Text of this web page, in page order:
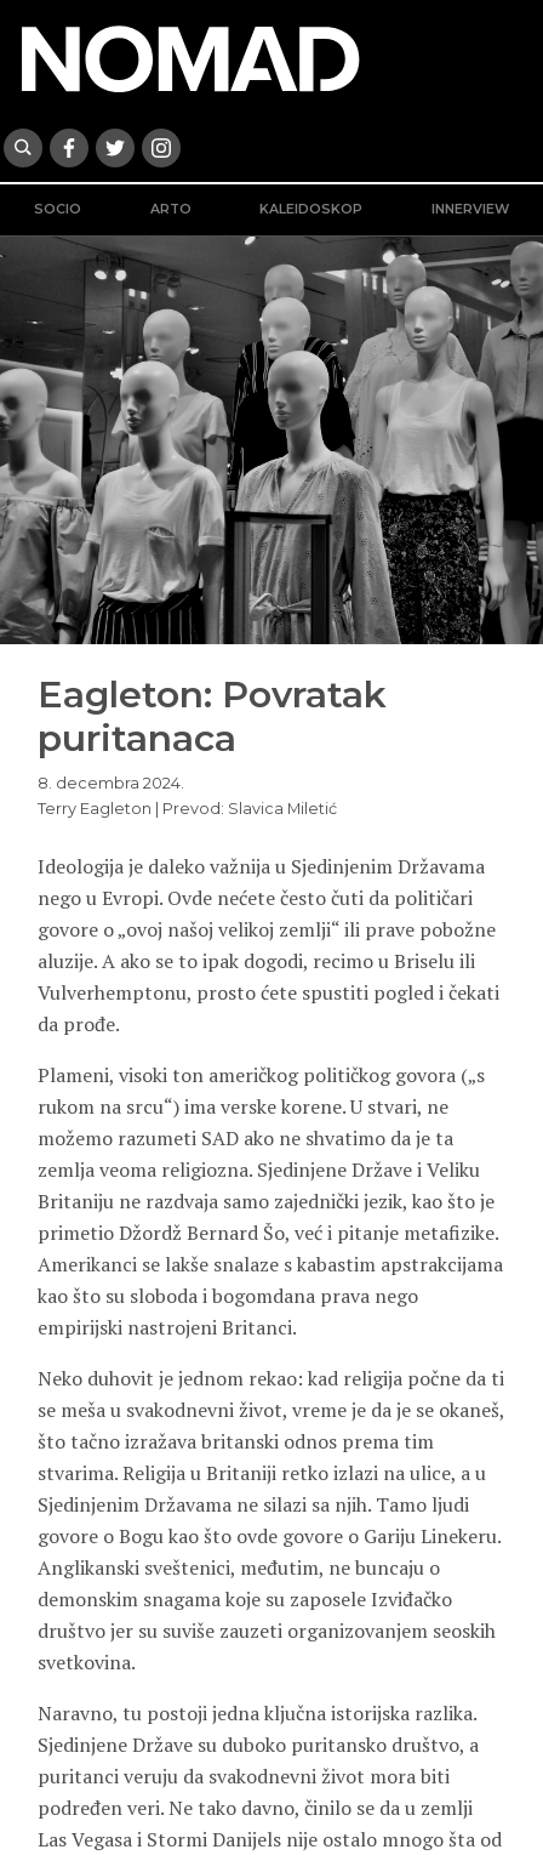
SOCIO ARTO KALEIDOSKOP INNERVIEW
Eagleton: Povratak
puritanaca
8. decembra 2024.
Terry Eagleton | Prevod: Slavica Miletić
Ideologija je daleko važnija u Sjedinjenim Državama
nego u Evropi. Ovde nećete često čuti da političari
govore o „ovoj našoj velikoj zemlji“ ili prave pobožne
aluzije. A ako se to ipak dogodi, recimo u Briselu ili
Vulverhemptonu, prosto ćete spustiti pogled i čekati
da prođe.
Plameni, visoki ton američkog političkog govora („s
rukom na srcu“) ima verske korene. U stvari, ne
možemo razumeti SAD ako ne shvatimo da je ta
zemlja veoma religiozna. Sjedinjene Države i Veliku
Britaniju ne razdvaja samo zajednički jezik, kao što je
primetio Džordž Bernard Šo, već i pitanje metafizike.
Amerikanci se lakše snalaze s kabastim apstrakcijama
kao što su sloboda i bogomdana prava nego
empirijski nastrojeni Britanci.
Neko duhovit je jednom rekao: kad religija počne da ti
se meša u svakodnevni život, vreme je da je se okaneš,
što tačno izražava britanski odnos prema tim
stvarima. Religija u Britaniji retko izlazi na ulice, a u
Sjedinjenim Državama ne silazi sa njih. Tamo ljudi
govore o Bogu kao što ovde govore o Gariju Linekeru.
Anglikanski sveštenici, međutim, ne buncaju o
demonskim snagama koje su zaposele Izviđačko
društvo jer su suviše zauzeti organizovanjem seoskih
svetkovina.
Naravno, tu postoji jedna ključna istorijska razlika.
Sjedinjene Države su duboko puritansko društvo, a
puritanci veruju da svakodnevni život mora biti
podređen veri. Ne tako davno, činilo se da u zemlji
Las Vegasa i Stormi Danijels nije ostalo mnogo šta od